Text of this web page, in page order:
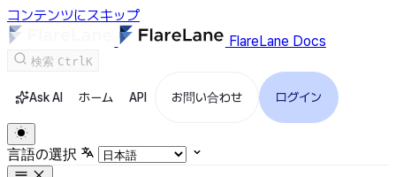
コンテンツにスキップ
FlareLane Docs
検索 CtrlK
Ask AI ホーム API お問い合わせ ログイン
言語の選択